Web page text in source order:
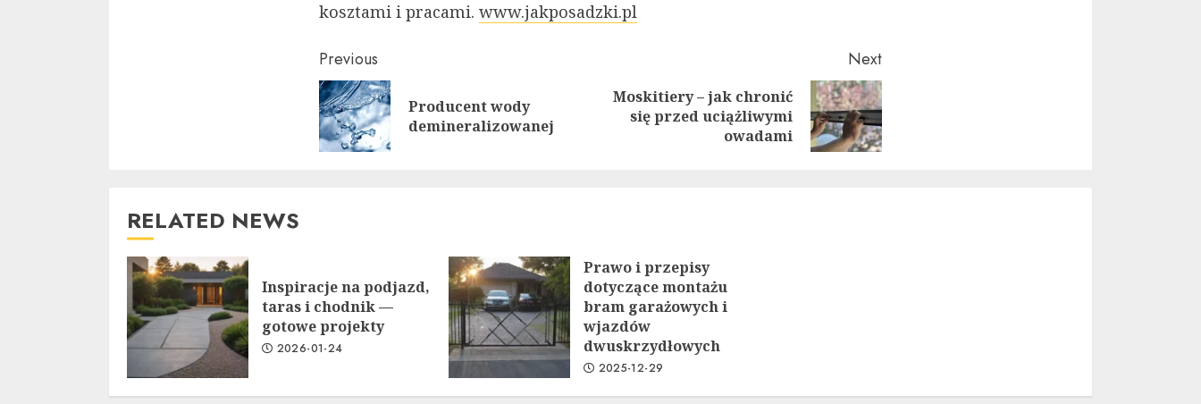
kosztami i pracami. www.jakposadzki.pl
Continue
Reading
Previous
Previous
Producent wody
demineralizowanej
Next
Next
Moskitiery – jak chronić
się przed uciążliwymi
owadami
RELATED NEWS
Inspiracje na podjazd,
taras i chodnik —
gotowe projekty
2026-01-24
Prawo i przepisy
dotyczące montażu
bram garażowych i
wjazdów
dwuskrzydłowych
2025-12-29